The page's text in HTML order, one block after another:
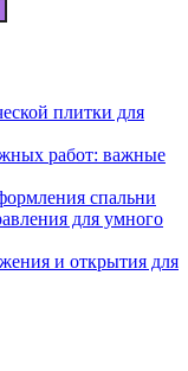
плитки для
работ: важные
спальни
для умного
и открытия для